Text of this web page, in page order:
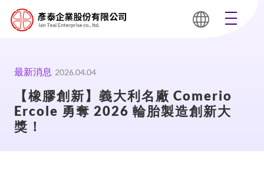
最新消息 2026.04.04
【橡膠創新】義大利名廠 Comerio
Ercole 勇奪 2026 輪胎製造創新大
獎！